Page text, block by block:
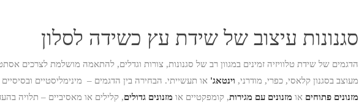
סגנונות עיצוב של שידת עץ כשידה לסלון
הדגמים של שידת טלוויזיה זמינים במגוון רב של סגנונות, צורות וגדלים, להתאמה מושלמת לצרכים
מעוצב בסגנון קלאסי, כפרי, מודרני, וינטאג' או תעשייתי. הבחירה בין הדגמים – מינימליסטיים
מזנונים פתוחים או מזנונים עם מגירות, קומפקטיים או מזנונים גדולים, קלילים או מאסיביים – תלויה